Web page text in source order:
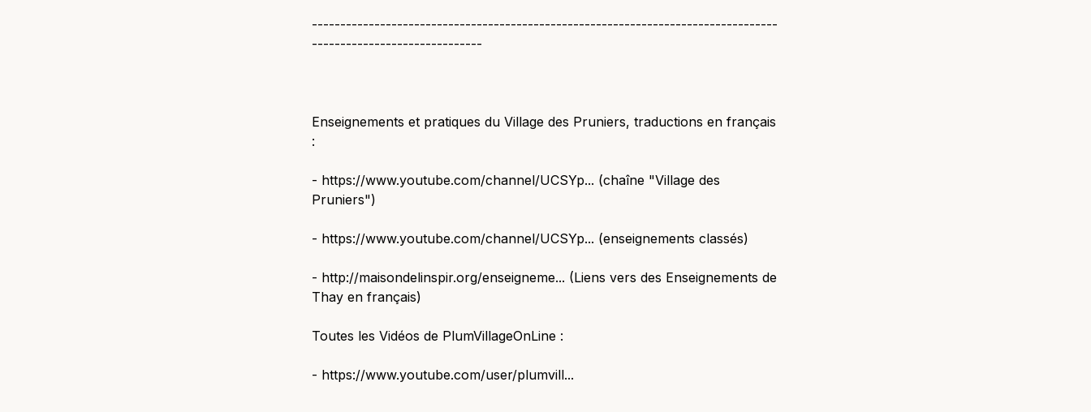
----------------------------------------------------------------------------------
------------------------------
Enseignements et pratiques du Village des Pruniers, traductions en français
:
- https://www.youtube.com/channel/UCSYp... (chaîne "Village des
Pruniers")
- https://www.youtube.com/channel/UCSYp... (enseignements classés)
- http://maisondelinspir.org/enseigneme... (Liens vers des Enseignements de
Thay en français)
Toutes les Vidéos de PlumVillageOnLine :
- https://www.youtube.com/user/plumvill...